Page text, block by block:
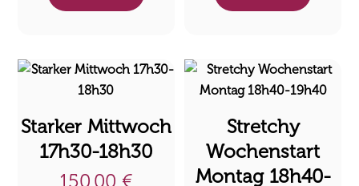
Starker Mittwoch
17h30-18h30
150,00 €
Stretchy
Wochenstart
Montag 18h40-